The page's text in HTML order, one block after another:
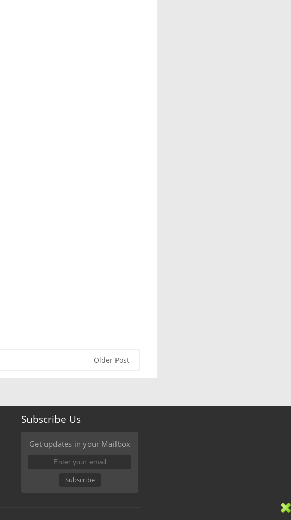
Older Post
Subscribe Us
Get updates in your Mailbox
Subscribe